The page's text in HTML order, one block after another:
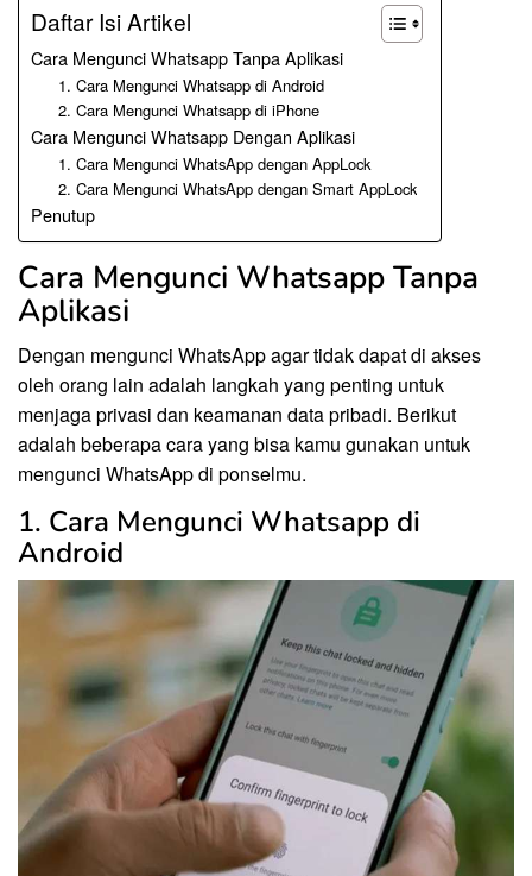
Daftar Isi Artikel
Cara Mengunci Whatsapp Tanpa Aplikasi
1. Cara Mengunci Whatsapp di Android
2. Cara Mengunci Whatsapp di iPhone
Cara Mengunci Whatsapp Dengan Aplikasi
1. Cara Mengunci WhatsApp dengan AppLock
2. Cara Mengunci WhatsApp dengan Smart AppLock
Penutup
Cara Mengunci Whatsapp Tanpa
Aplikasi
Dengan mengunci WhatsApp agar tidak dapat di akses
oleh orang lain adalah langkah yang penting untuk
menjaga privasi dan keamanan data pribadi. Berikut
adalah beberapa cara yang bisa kamu gunakan untuk
mengunci WhatsApp di ponselmu.
1. Cara Mengunci Whatsapp di
Android